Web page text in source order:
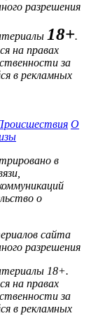
разрешения
18+.
на правах
за
в рекламных
О
в
о
сайта
разрешения
18+.
на правах
за
в рекламных